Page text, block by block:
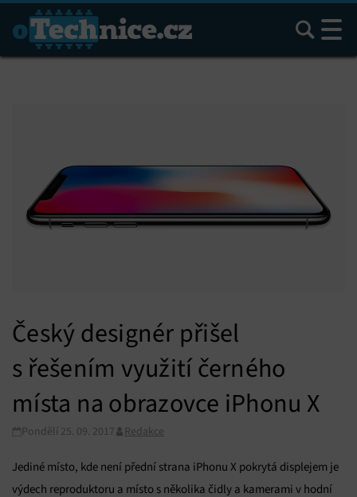
Hledat
Český designér přišel
s řešením využití černého
místa na obrazovce iPhonu X
Pondělí 25. 09. 2017 Redakce
Jediné místo, kde není přední strana iPhonu X pokrytá displejem je
výdech reproduktoru a místo s několika čidly a kamerami v hodní